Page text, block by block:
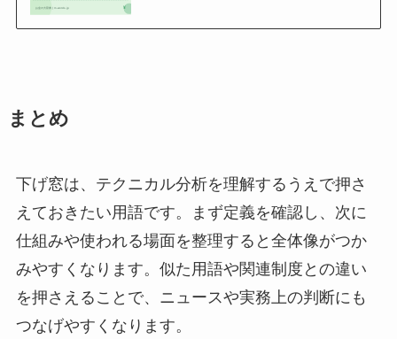
まとめ
下げ窓は、テクニカル分析を理解するうえで押さ
えておきたい用語です。まず定義を確認し、次に
仕組みや使われる場面を整理すると全体像がつか
みやすくなります。似た用語や関連制度との違い
を押さえることで、ニュースや実務上の判断にも
つなげやすくなります。